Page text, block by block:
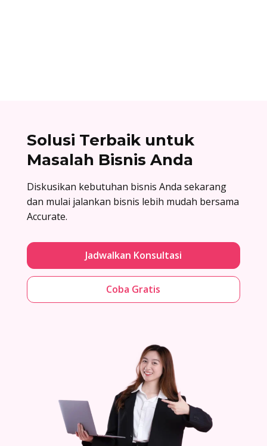
Solusi Terbaik untuk
Masalah Bisnis Anda
Diskusikan kebutuhan bisnis Anda sekarang
dan mulai jalankan bisnis lebih mudah bersama
Accurate.
Jadwalkan Konsultasi
Coba Gratis